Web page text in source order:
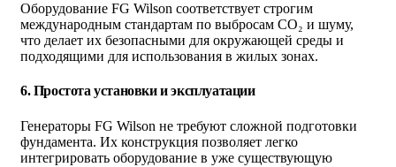
Оборудование FG Wilson соответствует строгим
международным стандартам по выбросам CO₂ и шуму,
что делает их безопасными для окружающей среды и
подходящими для использования в жилых зонах.
6.Простота установки и эксплуатации
Генераторы FG Wilson не требуют сложной подготовки
фундамента. Их конструкция позволяет легко
интегрировать оборудование в уже существующую